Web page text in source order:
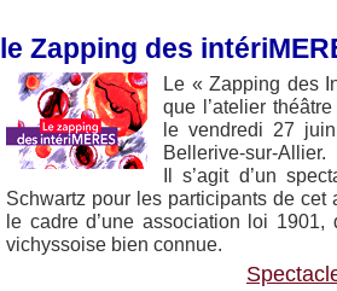
le Zapping des
Le « Zapping des
que l’atelier
le vendredi 27
Bellerive-sur-Allier.
Il s’agit d’un
Schwartz pour les participants de cet
le cadre d’une association loi
vichyssoise bien connue.